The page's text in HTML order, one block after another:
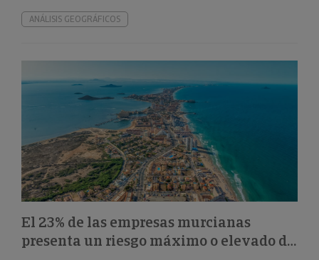
ANÁLISIS GEOGRÁFICOS
El 23% de las empresas murcianas
presenta un riesgo máximo o elevado de